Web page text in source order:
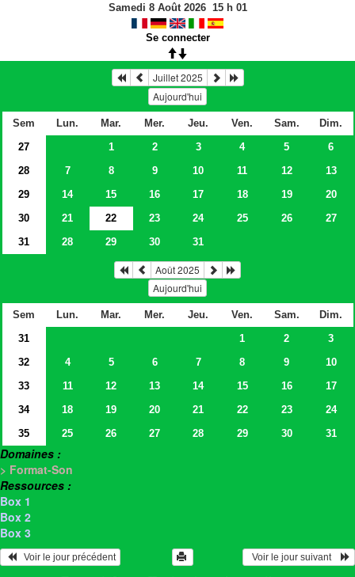
Samedi 8 Août 2026 15h 01
Se connecter
Juillet 2025
Aujourd'hui
Sem Lun. Mar. Mer. Jeu. Ven. Sam.
Dim.
27
1 2 3 4 5
6
28
7 8 9 10 11 12
13
29
14 15 16 17 18 19
20
30
21 22 23 24 25 26
27
31
28 29 30 31
Août 2025
Aujourd'hui
Sem Lun. Mar. Mer. Jeu. Ven. Sam.
Dim.
31
1 2
3
32
4 5 6 7 8 9
10
33
11 12 13 14 15 16
17
34
18 19 20 21 22 23
24
35
25 26 27 28 29 30 31
Domaines :
> Format-Son
Ressources :
Box 1
Box 2
Box 3
   Voir le jour précédent
  Voir le jour suivant